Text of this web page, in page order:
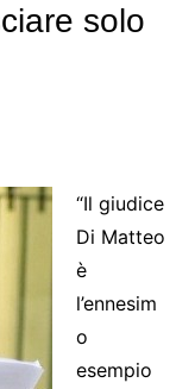
solo
“Il giudice
Di Matteo
è
l’ennesim
o
esempio